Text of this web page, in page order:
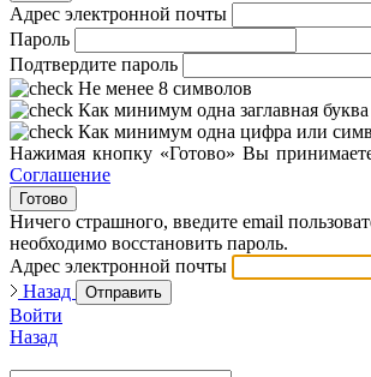
Адрес электронной почты
Пароль
Подтвердите пароль
Не менее 8 символов
Как минимум одна заглавная буква
Как минимум одна цифра или
Нажимая кнопку «Готово» Вы
Соглашение
Готово
Ничего страшного, введите email
необходимо восстановить пароль.
Адрес электронной почты
Назад
Отправить
Войти
Назад